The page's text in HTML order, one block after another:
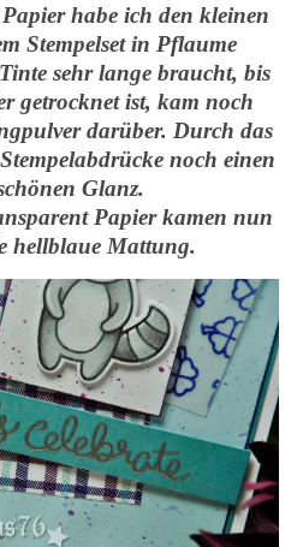
habe ich den kleinen
Stempelset in Pflaume
sehr lange braucht, bis
getrocknet ist, kam noch
darüber. Durch das
noch einen
Glanz.
Papier kamen nun
hellblaue Mattung.